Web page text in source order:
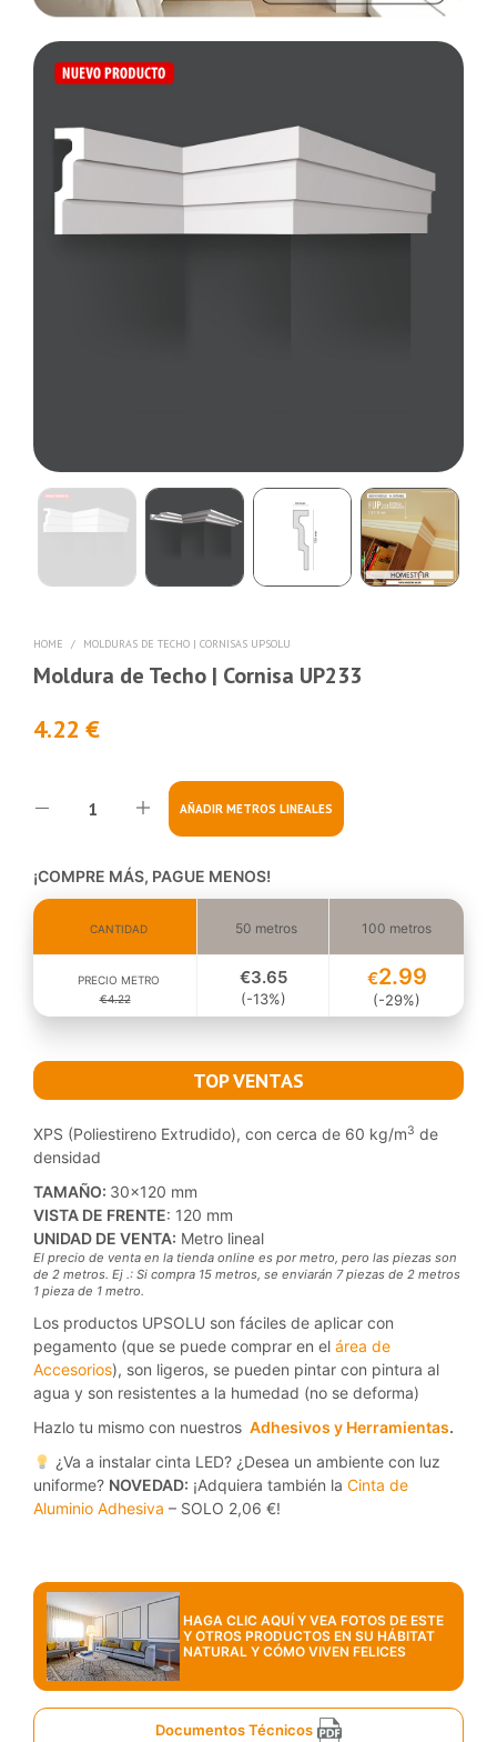
HOME / MOLDURAS DE TECHO | CORNISAS UPSOLU
Moldura de Techo | Cornisa UP233
4.22 €
AÑADIR METROS LINEALES
¡COMPRE MÁS, PAGUE MENOS!
CANTIDAD 50 metros 100 metros
PRECIO METRO
€4.22
€3.65
(-13%)
€2.99
(-29%)
TOP VENTAS
XPS (Poliestireno Extrudido), con cerca de 60 kg/m3 de
densidad
TAMAÑO: 30×120 mm
VISTA DE FRENTE: 120 mm
UNIDAD DE VENTA: Metro lineal
El precio de venta en la tienda online es por metro, pero las piezas son
de 2 metros. Ej .: Si compra 15 metros, se enviarán 7 piezas de 2 metros
1 pieza de 1 metro.
Los productos UPSOLU son fáciles de aplicar con
pegamento (que se puede comprar en el área de
Accesorios), son ligeros, se pueden pintar con pintura al
agua y son resistentes a la humedad (no se deforma)
Hazlo tu mismo con nuestros Adhesivos y Herramientas.
¿Va a instalar cinta LED? ¿Desea un ambiente con luz
uniforme? NOVEDAD: ¡Adquiera también la Cinta de
Aluminio Adhesiva – SOLO 2,06 €!
HAGA CLIC AQUÍ Y VEA FOTOS DE ESTE
Y OTROS PRODUCTOS EN SU HÁBITAT
NATURAL Y CÓMO VIVEN FELICES
Documentos Técnicos